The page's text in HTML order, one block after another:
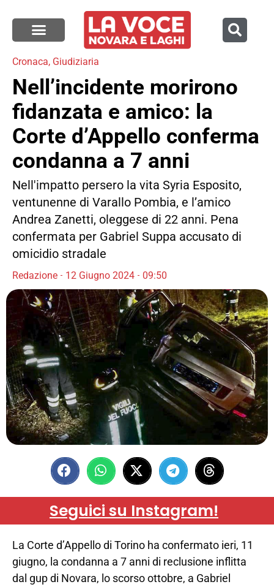
Cronaca, Giudiziaria
Nell’incidente morirono
fidanzata e amico: la
Corte d’Appello conferma
condanna a 7 anni
Nell'impatto persero la vita Syria Esposito,
ventunenne di Varallo Pombia, e l’amico
Andrea Zanetti, oleggese di 22 anni. Pena
confermata per Gabriel Suppa accusato di
omicidio stradale
Redazione 12 Giugno 2024 09:50
Seguici su Instagram!
La Corte d’Appello di Torino ha confermato ieri, 11
giugno, la condanna a 7 anni di reclusione inflitta
dal gup di Novara, lo scorso ottobre, a Gabriel